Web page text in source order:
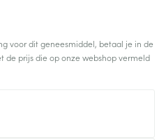
voor dit geneesmiddel, betaal je in de
de prijs die op onze webshop vermeld